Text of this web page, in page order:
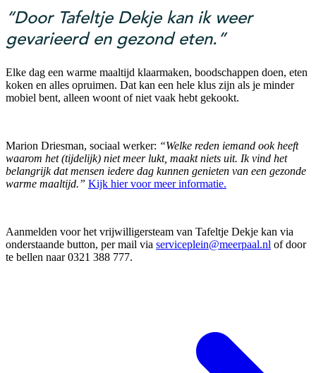
“Door Tafeltje Dekje kan ik weer
gevarieerd en gezond eten.”
Elke dag een warme maaltijd klaarmaken, boodschappen doen, eten
koken en alles opruimen. Dat kan een hele klus zijn als je minder
mobiel bent, alleen woont of niet vaak hebt gekookt.
Marion Driesman, sociaal werker: “Welke reden iemand ook heeft
waarom het (tijdelijk) niet meer lukt, maakt niets uit. Ik vind het
belangrijk dat mensen iedere dag kunnen genieten van een gezonde
warme maaltijd.” Kijk hier voor meer informatie.
Aanmelden voor het vrijwilligersteam van Tafeltje Dekje kan via
onderstaande button, per mail via serviceplein@meerpaal.nl of door
te bellen naar 0321 388 777.